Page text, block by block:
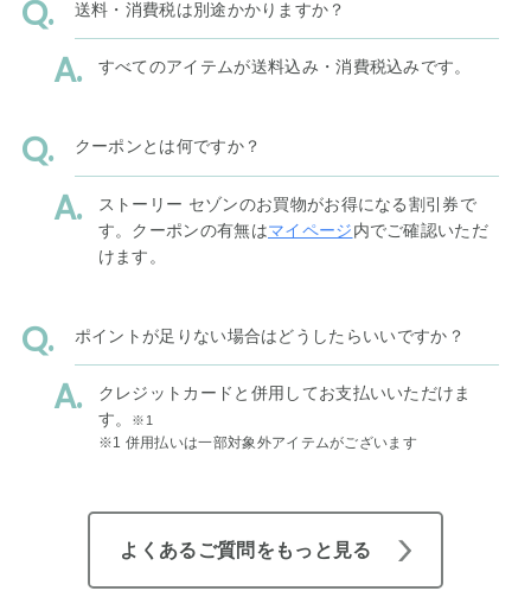
送料・消費税は別途かかりますか？
すべてのアイテムが送料込み・消費税込みです。
クーポンとは何ですか？
ストーリー セゾンのお買物がお得になる割引券で
す。クーポンの有無はマイページ内でご確認いただ
けます。
ポイントが足りない場合はどうしたらいいですか？
クレジットカードと併用してお支払いいただけま
す。
※1
※1 併用払いは一部対象外アイテムがございます
よくあるご質問をもっと見る